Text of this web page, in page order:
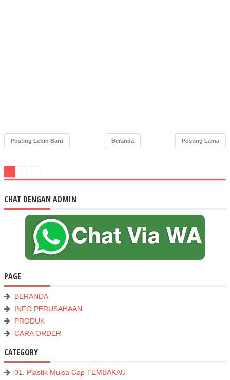
Posting Lebih Baru Posting Lama
Beranda
CHAT DENGAN ADMIN
PAGE
BERANDA
INFO PERUSAHAAN
PRODUK
CARA ORDER
CATEGORY
01. Plastik Mulsa Cap TEMBAKAU